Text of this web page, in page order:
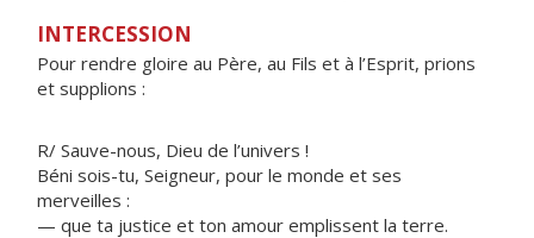
INTERCESSION
Pour rendre gloire au Père, au Fils et à l’Esprit, prions
et supplions :
R/ Sauve-nous, Dieu de l’univers !
Béni sois-tu, Seigneur, pour le monde et ses
merveilles :
— que ta justice et ton amour emplissent la terre.